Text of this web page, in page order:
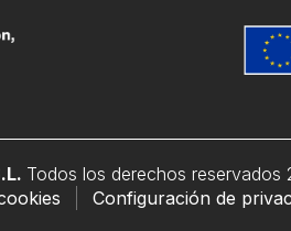
Todos los derechos reservados
Configuración de